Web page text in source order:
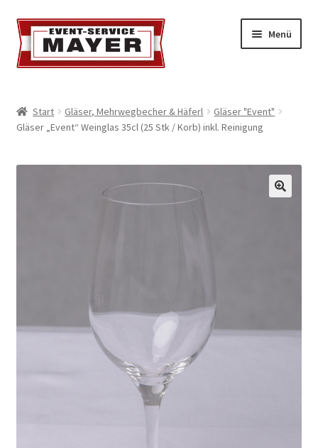
Menü
Event-Service
Standort & Öffnungszeiten
Geschäftsbedingungen
Start Gläser, Mehrwegbecher & Häferl
Gläser "Event"
Gläser „Event“ Weinglas 35cl (25 Stk / Korb) inkl. Reinigung